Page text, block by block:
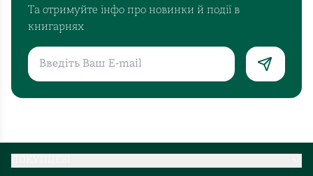
Та отримуйте інфо про новинки й події в
книгарнях